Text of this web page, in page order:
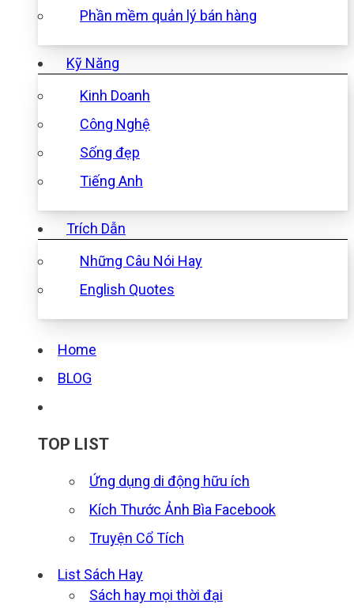
Phần mềm quản lý bán hàng
Kỹ Năng
Kinh Doanh
Công Nghệ
Sống đẹp
Tiếng Anh
Trích Dẫn
Những Câu Nói Hay
English Quotes
Home
BLOG
TOP LIST
Ứng dụng di động hữu ích
Kích Thước Ảnh Bìa Facebook
Truyện Cổ Tích
List Sách Hay
Sách hay mọi thời đại